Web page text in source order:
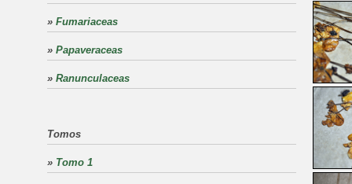
» Fumariaceas
» Papaveraceas
» Ranunculaceas
Tomos
» Tomo 1